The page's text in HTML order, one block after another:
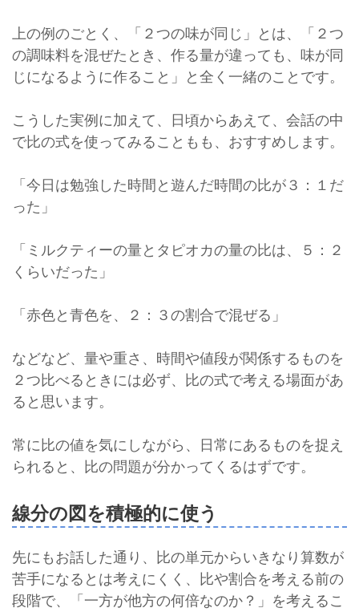
上の例のごとく、「２つの味が同じ」とは、「２つ
の調味料を混ぜたとき、作る量が違っても、味が同
じになるように作ること」と全く一緒のことです。
こうした実例に加えて、日頃からあえて、会話の中
で比の式を使ってみることもも、おすすめします。
「今日は勉強した時間と遊んだ時間の比が３：１だ
った」
「ミルクティーの量とタピオカの量の比は、５：２
くらいだった」
「赤色と青色を、２：３の割合で混ぜる」
などなど、量や重さ、時間や値段が関係するものを
２つ比べるときには必ず、比の式で考える場面があ
ると思います。
常に比の値を気にしながら、日常にあるものを捉え
られると、比の問題が分かってくるはずです。
線分の図を積極的に使う
先にもお話した通り、比の単元からいきなり算数が
苦手になるとは考えにくく、比や割合を考える前の
段階で、「一方が他方の何倍なのか？」を考えるこ